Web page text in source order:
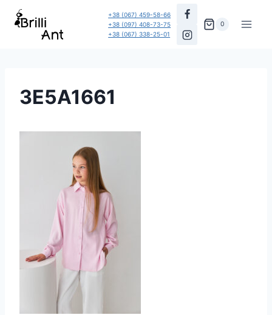
Перейти
+38 (067) 459-58-66
+38 (097) 408-73-75
+38 (067) 338-25-01
0
3E5A1661